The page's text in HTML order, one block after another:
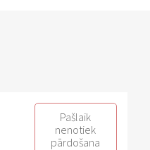
Pašlaik
nenotiek
pārdošana